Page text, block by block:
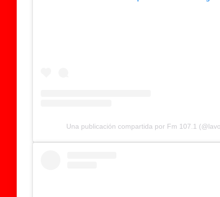
Una publicación compartida por Fm 107.1